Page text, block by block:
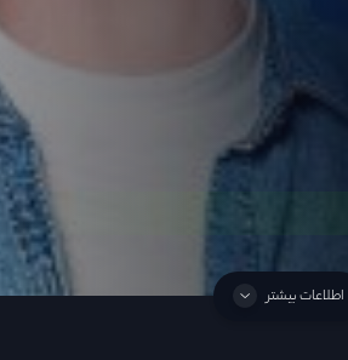
اطلاعات بیشتر